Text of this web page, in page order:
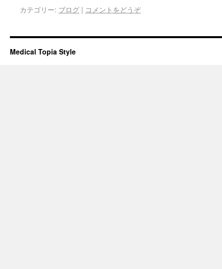
カテゴリー: ブログ | コメントをどうぞ
Medical Topia Style